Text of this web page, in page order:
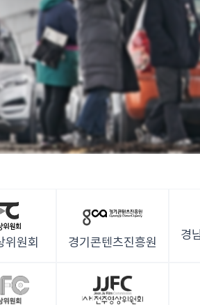
위원회
경기콘텐츠진흥원
경